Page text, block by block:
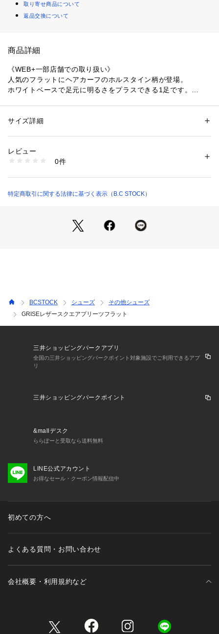
取り寄せ商品について
返品交換について
商品詳細
《WEB+一部店舗での取り扱い》
人気のフラットにヘアカーフのホルスタイン柄が登場。
ホワイトベースで足元に明るさをプラスできる1足です。
足をしっかり包み込んでくれるやや深めの甲に、リボンを結び
インです。
《スタッフH》
履き心地:革がしっかりしているので、フィット感を感じるが
履き馴染みがでてくれば薄手のタイツ等履けそうです。
*天然皮革を使用した商品の為、商品の仕上がりに個体差が生
じます。傷やシワ・色ムラ等につきましても、予めご了承くだ
さい。
個体差がございます。
*照明の関係により、実際よりも色味が違って見える場合があ
ります。
*商品の色味は、商品アップ画像をご参照ください。
GRISESQ
GRISELEAT
性別：レディース
素材：甲材:毛皮(牛) 底材:合成底
洗濯：皮革製品
※詳しい洗濯方法については、商品の品質表示タグをご覧ください
26192821159620 （ショップ）
サイズ詳細
レビュー
0件
特定商取引に関する法律に基づく表示（B.C STOCK）
BCSTOCK シューズ
その他シューズ
GRISEレザースクエアプリーツフラット
三井ショッピングパークアプリ
全国の三井ショッピングパークポイント対象施設でご利用できるアプ
リ
三井ショッピングパークポイント
&mallデスク
ららぽーと受取なら送料無料
LINE公式アカウント
お得なセール・クーポン情報配信中
初めての方へ
よくある質問・お問い合わせ
会社概要・利用規約など